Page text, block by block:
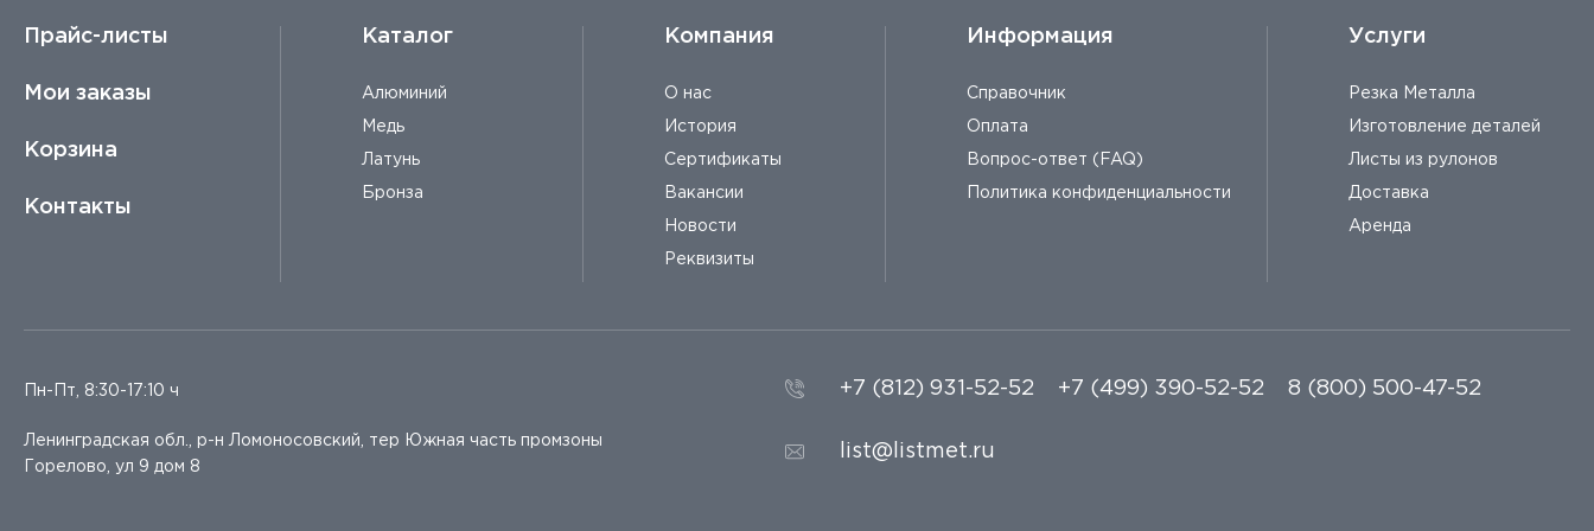
Прайс-листы
Мои заказы
Корзина
Контакты
Каталог
Алюминий
Медь
Латунь
Бронза
Компания
О нас
История
Сертификаты
Вакансии
Новости
Реквизиты
Информация
Справочник
Оплата
Вопрос-ответ (FAQ)
Политика конфиденциальности
Услуги
Резка Металла
Изготовление деталей
Листы из рулонов
Доставка
Аренда
Пн-Пт, 8:30-17:10 ч
Ленинградская обл., р-н Ломоносовский, тер Южная часть промзоны
Горелово, ул 9 дом 8
+7 (812) 931-52-52 +7 (499) 390-52-52 8 (800) 500-47-52
list@listmet.ru